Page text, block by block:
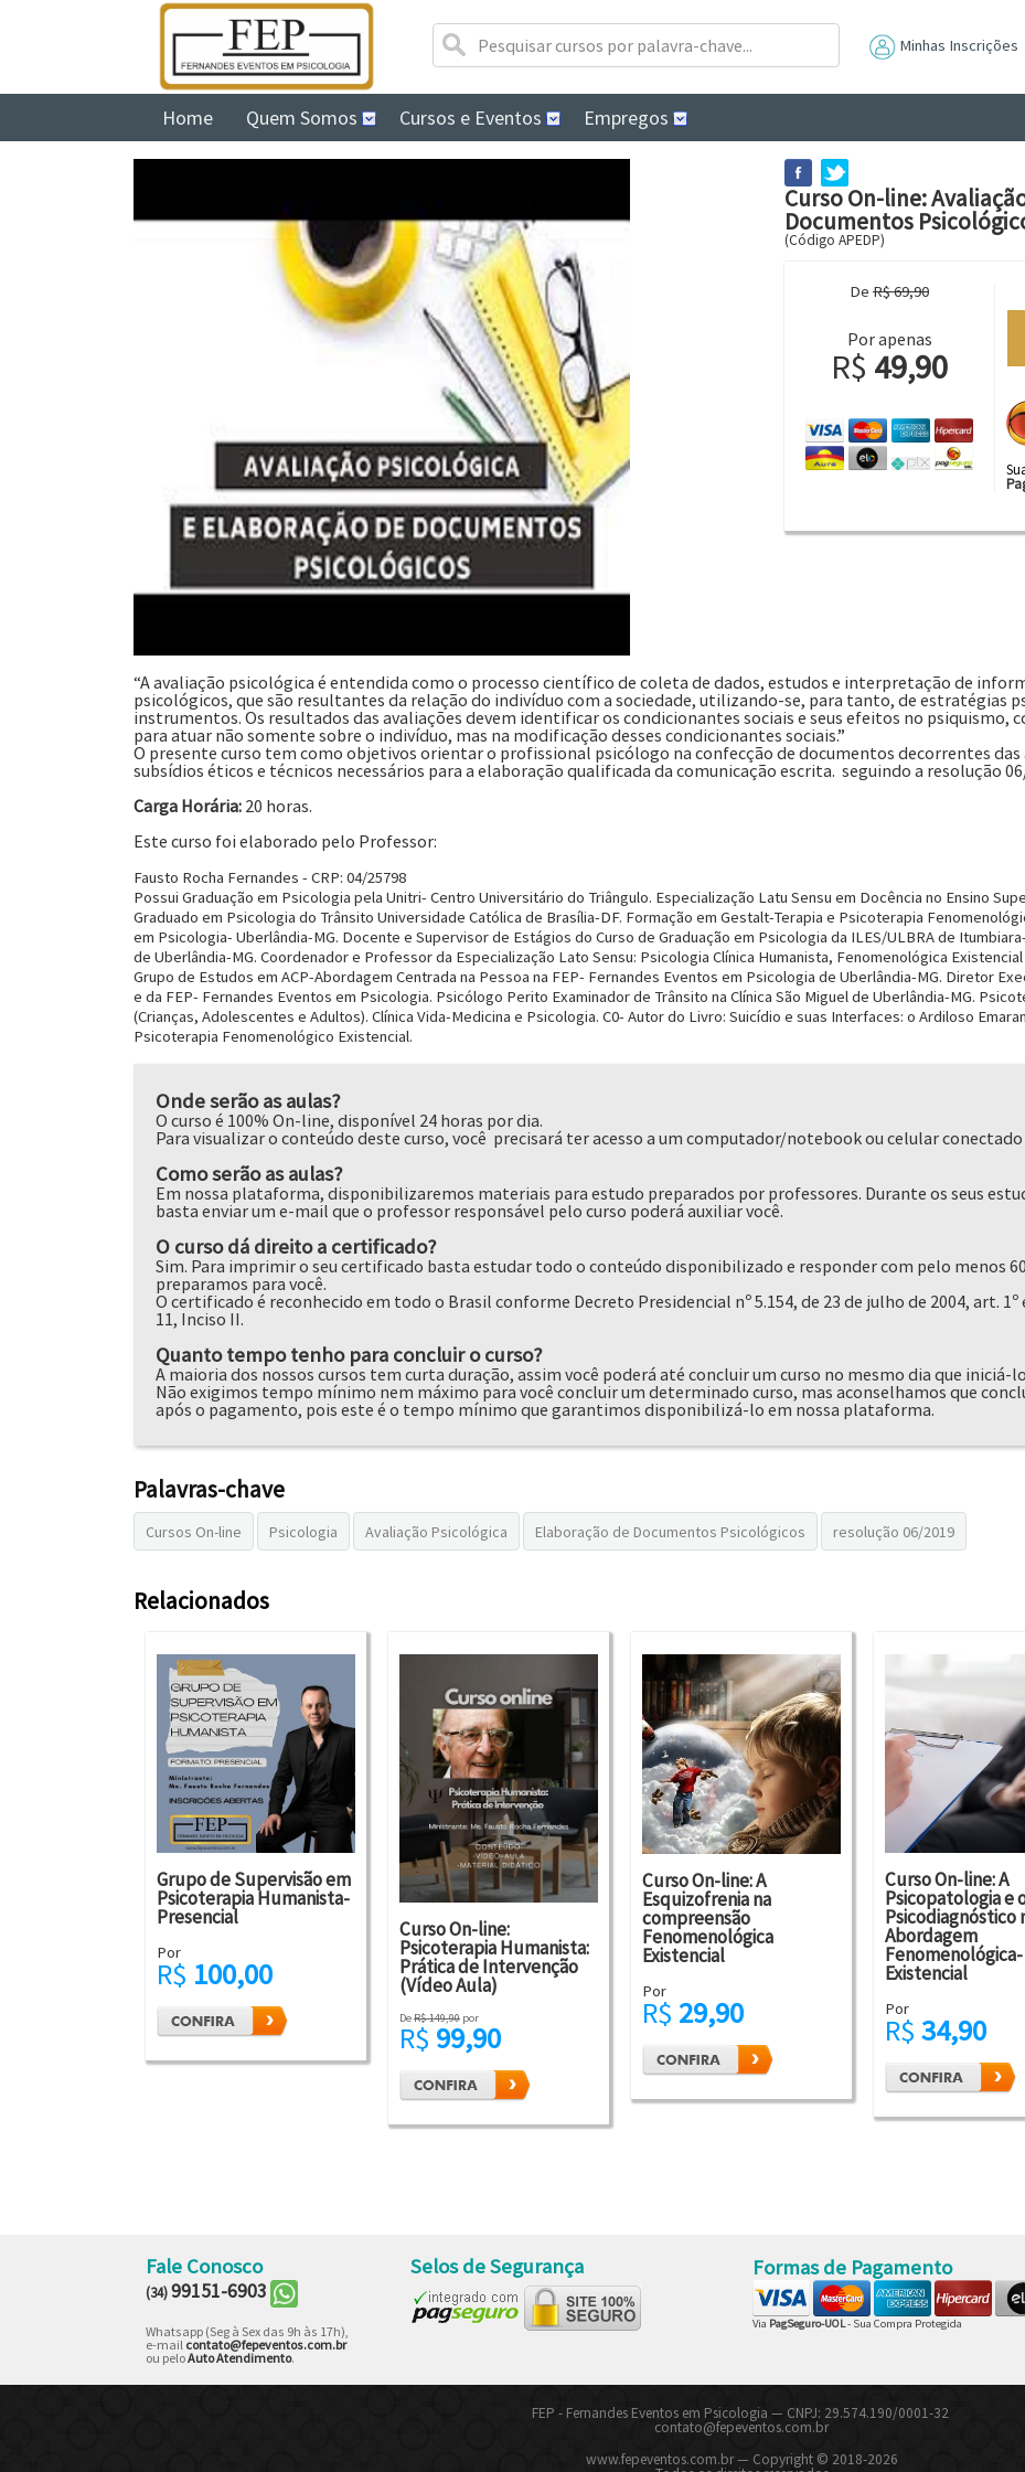
Minhas Inscrições
Home Quem Somos Cursos e Eventos Empregos
Curso On-line:
Documentos
(Código APEDP)
De R$ 69,90
Por apenas
R$ 49,90
“A avaliação psicológica é entendida como o processo científico de coleta de dados, estudos e interpretação de
psicológicos, que são resultantes da relação do indivíduo com a sociedade, utilizando-se, para tanto, de estratégias
instrumentos. Os resultados das avaliações devem identificar os condicionantes sociais e seus efeitos no psiquismo,
para atuar não somente sobre o indivíduo, mas na modificação desses condicionantes sociais.”
O presente curso tem como objetivos orientar o profissional psicólogo na confecção de documentos decorrentes das
subsídios éticos e técnicos necessários para a elaboração qualificada da comunicação escrita. seguindo a resolução
Carga Horária: 20 horas.
Este curso foi elaborado pelo Professor:
Fausto Rocha Fernandes - CRP: 04/25798
Possui Graduação em Psicologia pela Unitri- Centro Universitário do Triângulo. Especialização Latu Sensu em Docência no Ensino
Graduado em Psicologia do Trânsito Universidade Católica de Brasília-DF. Formação em Gestalt-Terapia e Psicoterapia
em Psicologia- Uberlândia-MG. Docente e Supervisor de Estágios do Curso de Graduação em Psicologia da ILES/ULBRA de
de Uberlândia-MG. Coordenador e Professor da Especialização Lato Sensu: Psicologia Clínica Humanista, Fenomenológica
Grupo de Estudos em ACP-Abordagem Centrada na Pessoa na FEP- Fernandes Eventos em Psicologia de Uberlândia-MG. Diretor
e da FEP- Fernandes Eventos em Psicologia. Psicólogo Perito Examinador de Trânsito na Clínica São Miguel de Uberlândia-MG.
(Crianças, Adolescentes e Adultos). Clínica Vida-Medicina e Psicologia. C0- Autor do Livro: Suicídio e suas Interfaces: o Ardiloso
Psicoterapia Fenomenológico Existencial.
Onde serão as aulas?
O curso é 100% On-line, disponível 24 horas por dia.
Para visualizar o conteúdo deste curso, você precisará ter acesso a um computador/notebook ou celular
Como serão as aulas?
Em nossa plataforma, disponibilizaremos materiais para estudo preparados por professores. Durante os seus
basta enviar um e-mail que o professor responsável pelo curso poderá auxiliar você.
O curso dá direito a certificado?
Sim. Para imprimir o seu certificado basta estudar todo o conteúdo disponibilizado e responder com pelo menos
preparamos para você.
O certificado é reconhecido em todo o Brasil conforme Decreto Presidencial nº 5.154, de 23 de julho de 2004, art. 1º
11, Inciso II.
Quanto tempo tenho para concluir o curso?
A maioria dos nossos cursos tem curta duração, assim você poderá até concluir um curso no mesmo dia que iniciá-
Não exigimos tempo mínimo nem máximo para você concluir um determinado curso, mas aconselhamos que
após o pagamento, pois este é o tempo mínimo que garantimos disponibilizá-lo em nossa plataforma.
Palavras-chave
Relacionados
Grupo de Supervisão em
Psicoterapia Humanista-
Presencial
Por
R$ 100,00
Curso On-line:
Psicoterapia Humanista:
Prática de Intervenção
(Vídeo Aula)
DeR$ 149,90 por
R$ 99,90
Curso On-line: A
Esquizofrenia na
compreensão
Fenomenológica
Existencial
Por
R$ 29,90
Curso On-line: A
Psicopatologia e
Psicodiagnóstico
Abordagem
Fenomenológica-
Existencial
Por
R$ 34,90
Fale Conosco Selos de Segurança Formas de Pagamento
(34)99151-6903
Whatsapp (Seg à Sex das 9h às 17h),
e-mail contato@fepeventos.com.br
ou peloAuto Atendimento.
Via PagSeguro-UOL- Sua Compra Protegida
FEP - Fernandes Eventos em Psicologia — CNPJ: 29.574.190/0001-32
contato@fepeventos.com.br
www.fepeventos.com.br— Copyright © 2018-2026